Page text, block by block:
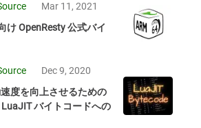
Mar 11, 2021
け OpenResty 公式バイ
Dec 9, 2020
度を向上させるための
バイトコードへの